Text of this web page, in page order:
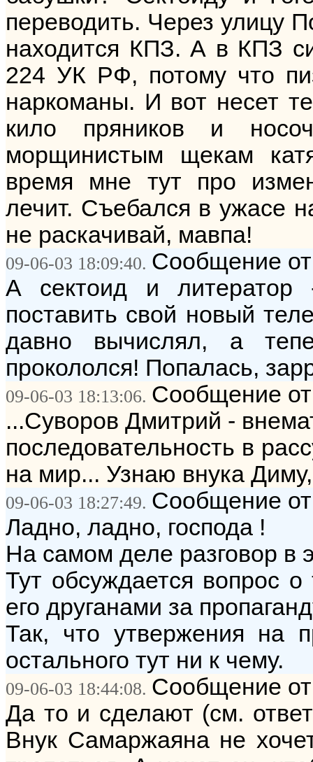
переводить. Через улицу
находится КПЗ. А в КПЗ
224 УК РФ, потому что
наркоманы. И вот несет
кило пряников и
морщинистым щекам
время мне тут про
лечит. Съебался в ужасе
не раскачивай, мавпа!
09-06-03 18:09:40. Сообщение
А сектоид и литератор
поставить свой новый
давно вычислял, а
прокололся! Попалась,
09-06-03 18:13:06. Сообщение
...Суворов Дмитрий -
последовательность в
на мир... Узнаю внука
09-06-03 18:27:49. Сообщение
Ладно, ладно, господа !
На самом деле разговор в
Тут обсуждается вопрос
его друганами за
Так, что утвержения на
остального тут ни к чему.
09-06-03 18:44:08. Сообщение
Да то и сделают (см.
Внук Самаржаяна не